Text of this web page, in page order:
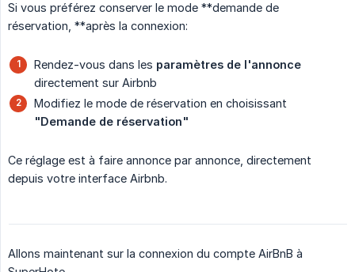
Si vous préférez conserver le mode **demande de
réservation, **après la connexion:
Rendez-vous dans les paramètres de l'annonce
directement sur Airbnb
Modifiez le mode de réservation en choisissant
"Demande de réservation"
Ce réglage est à faire annonce par annonce, directement
depuis votre interface Airbnb.
Allons maintenant sur la connexion du compte AirBnB à